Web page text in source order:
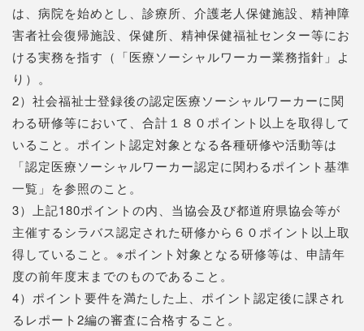
は、病院を始めとし、診療所、介護老人保健施設、精神障
害者社会復帰施設、保健所、精神保健福祉センター等にお
ける実務を指す（「医療ソーシャルワーカー業務指針」よ
り）。
2）社会福祉士登録後の認定医療ソーシャルワーカーに関
わる研修等において、合計１８０ポイント以上を取得して
いること。ポイント認定対象となる各種研修や活動等は
「認定医療ソーシャルワーカー認定に関わるポイント基準
一覧」を参照のこと。
3）上記180ポイントの内、当協会及び都道府県協会等が
主催するシラバス認定された研修から６０ポイント以上取
得していること。※ポイント対象となる研修等は、申請年
度の前年度末までのものであること。
4）ポイント要件を満たした上、ポイント認定後に課され
るレポート2編の審査に合格すること。